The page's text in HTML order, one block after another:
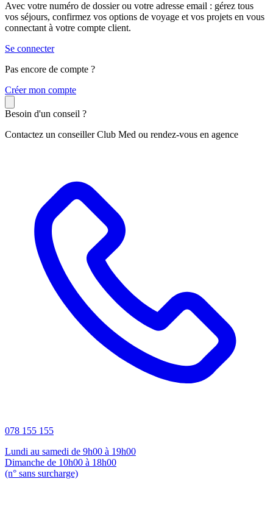
Avec votre numéro de dossier ou votre adresse email : gérez tous
vos séjours, confirmez vos options de voyage et vos projets en vous
connectant à votre compte client.
Se connecter
Pas encore de compte ?
Créer mon compte
Besoin d'un conseil ?
Contactez un conseiller Club Med ou rendez-vous en agence
078 155 155
Lundi au samedi de 9h00 à 19h00
Dimanche de 10h00 à 18h00
(n° sans surcharge)